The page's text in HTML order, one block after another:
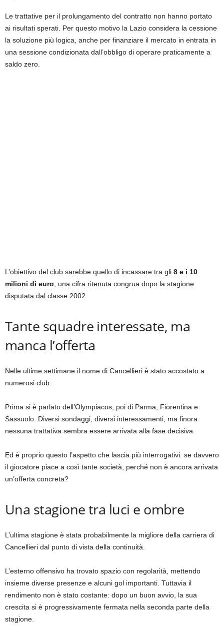
Le trattative per il prolungamento del contratto non hanno portato
ai risultati sperati. Per questo motivo la Lazio considera la cessione
la soluzione più logica, anche per finanziare il mercato in entrata in
una sessione condizionata dall’obbligo di operare praticamente a
saldo zero.
L’obiettivo del club sarebbe quello di incassare tra gli 8 e i 10
milioni di euro , una cifra ritenuta congrua dopo la stagione
disputata dal classe 2002.
Tante squadre interessate, ma
manca l’offerta
Nelle ultime settimane il nome di Cancellieri è stato accostato a
numerosi club.
Prima si è parlato dell’Olympiacos, poi di Parma, Fiorentina e
Sassuolo. Diversi sondaggi, diversi interessamenti, ma finora
nessuna trattativa sembra essere arrivata alla fase decisiva.
Ed è proprio questo l’aspetto che lascia più interrogativi: se davvero
il giocatore piace a così tante società, perché non è ancora arrivata
un’offerta concreta?
Una stagione tra luci e ombre
L’ultima stagione è stata probabilmente la migliore della carriera di
Cancellieri dal punto di vista della continuità.
L’esterno offensivo ha trovato spazio con regolarità, mettendo
insieme diverse presenze e alcuni gol importanti. Tuttavia il
rendimento non è stato costante: dopo un buon avvio, la sua
crescita si è progressivamente fermata nella seconda parte della
stagione.